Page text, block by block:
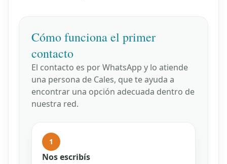
Cómo funciona el primer
contacto
El contacto es por WhatsApp y lo atiende
una persona de Cales, que te ayuda a
encontrar una opción adecuada dentro de
nuestra red.
1
Nos escribís